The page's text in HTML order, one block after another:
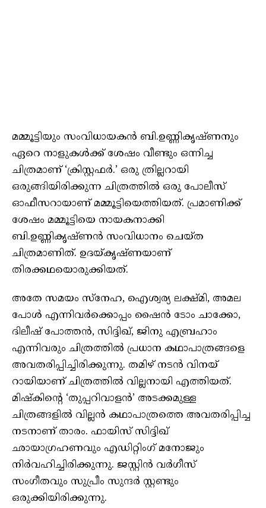
മമ്മൂട്ടിയും സംവിധായകൻ ബി.ഉണ്ണികൃഷ്‌ണനും
ഏറെ നാളുകൾക്ക് ശേഷം വീണ്ടും ഒന്നിച്ച
ചിത്രമാണ് ‘ക്രിസ്റ്റഫർ.’ ഒരു ത്രില്ലറായി
ഒരുങ്ങിയിരിക്കുന്ന ചിത്രത്തിൽ ഒരു പോലീസ്
ഓഫീസറായാണ് മമ്മൂട്ടിയെത്തിയത്. പ്രമാണിക്ക്
ശേഷം മമ്മൂട്ടിയെ നായകനാക്കി
ബി.ഉണ്ണികൃഷ്‌ണൻ സംവിധാനം ചെയ്‌ത
ചിത്രമാണിത്. ഉദയ്‌കൃഷ്‌ണയാണ്
തിരക്കഥയൊരുക്കിയത്.
അതേ സമയം സ്നേഹ, ഐശ്വര്യ ലക്ഷ്‌മി, അമല
പോൾ എന്നിവർക്കൊപ്പം ഷൈൻ ടോം ചാക്കോ,
ദിലീഷ് പോത്തൻ, സിദ്ദിഖ്, ജിനു എബ്രഹാം
എന്നിവരും ചിത്രത്തിൽ പ്രധാന കഥാപാത്രങ്ങളെ
അവതരിപ്പിച്ചിരിക്കുന്നു. തമിഴ് നടൻ വിനയ്
റായിയാണ് ചിത്രത്തിൽ വില്ലനായി എത്തിയത്.
മിഷ്‌കിന്റെ ‘തുപ്പറിവാളൻ’ അടക്കമുള്ള
ചിത്രങ്ങളിൽ വില്ലൻ കഥാപാത്രത്തെ അവതരിപ്പിച്ച
നടനാണ് താരം. ഫായിസ് സിദ്ദിഖ്
ഛായാഗ്രഹണവും എഡിറ്റിംഗ് മനോജും
നിർവഹിച്ചിരിക്കുന്നു. ജസ്റ്റിൻ വർഗീസ്
സംഗീതവും സുപ്രീം സുന്ദർ സ്റ്റണ്ടും
ഒരുക്കിയിരിക്കുന്നു.